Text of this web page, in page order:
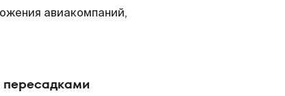
авиакомпаний,